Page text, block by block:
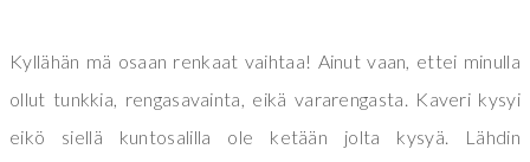
Kyllähän mä osaan renkaat vaihtaa! Ainut vaan, ettei minulla
ollut tunkkia, rengasavainta, eikä vararengasta. Kaveri kysyi
eikö siellä kuntosalilla ole ketään jolta kysyä. Lähdin